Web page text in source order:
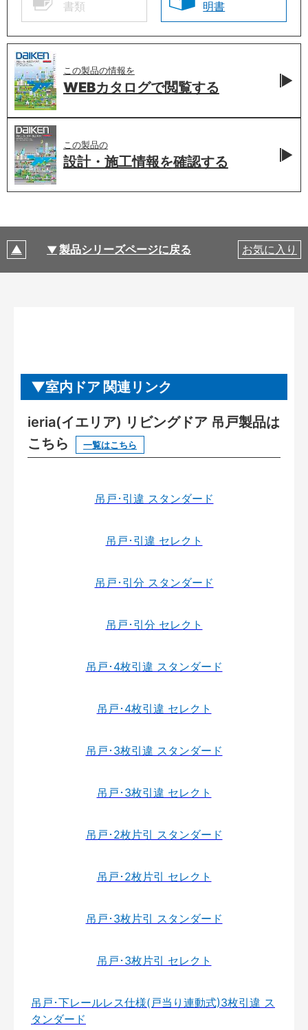
書類
明書
この製品の情報を
WEBカタログで閲覧する
この製品の
設計・施工情報を確認する
製品シリーズページに戻る お気に入り
室内ドア 関連リンク
ieria(イエリア) リビングドア 吊戸製品は
こちら
一覧はこちら
吊戸･引違 スタンダード
吊戸･引違 セレクト
吊戸･引分 スタンダード
吊戸･引分 セレクト
吊戸･4枚引違 スタンダード
吊戸･4枚引違 セレクト
吊戸･3枚引違 スタンダード
吊戸･3枚引違 セレクト
吊戸･2枚片引 スタンダード
吊戸･2枚片引 セレクト
吊戸･3枚片引 スタンダード
吊戸･3枚片引 セレクト
吊戸･下レールレス仕様(戸当り連動式)3枚引違 ス
タンダード